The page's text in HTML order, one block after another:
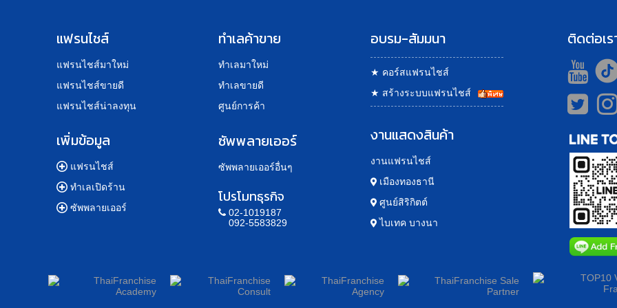
แฟรนไชส์
แฟรนไชส์มาใหม่
แฟรนไชส์ขายดี
แฟรนไชส์น่าลงทุน
เพิ่มข้อมูล
แฟรนไชส์
ทำเลเปิดร้าน
ซัพพลายเออร์
ทำเลค้าขาย
ทำเลมาใหม่
ทำเลขายดี
ศูนย์การค้า
ซัพพลายเออร์
ซัพพลายเออร์อื่นๆ
โปรโมทธุรกิจ
02-1019187
092-5583829
อบรม-สัมมนา
★ คอร์สแฟรนไชส์
★ สร้างระบบแฟรนไชส์
งานแสดงสินค้า
งานแฟรนไชส์
เมืองทองธานี
ศูนย์สิริกิตต์
ไบเทค บางนา
ติดต่อเร